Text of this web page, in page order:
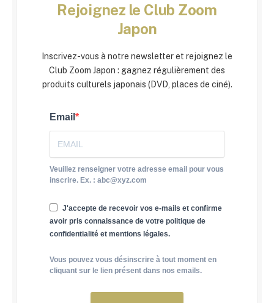
Rejoignez le Club Zoom
Japon
Inscrivez-vous à notre newsletter et rejoignez le
Club Zoom Japon : gagnez régulièrement des
produits culturels japonais (DVD, places de ciné).
Email
Veuillez renseigner votre adresse email pour vous
inscrire. Ex. : abc@xyz.com
J'accepte de recevoir vos e-mails et confirme
avoir pris connaissance de votre politique de
confidentialité et mentions légales.
Vous pouvez vous désinscrire à tout moment en
cliquant sur le lien présent dans nos emails.